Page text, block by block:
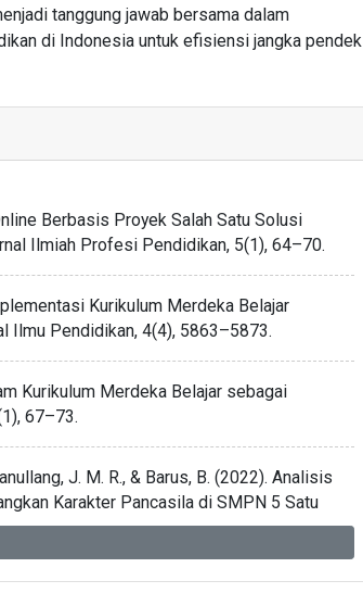
tanggung jawab bersama dalam
di Indonesia untuk efisiensi jangka pendek
Berbasis Proyek Salah Satu Solusi
Ilmiah Profesi Pendidikan, 5(1), 64–70.
Kurikulum Merdeka Belajar
Ilmu Pendidikan, 4(4), 5863–5873.
Kurikulum Merdeka Belajar sebagai
67–73.
J. M. R., & Barus, B. (2022). Analisis
Karakter Pancasila di SMPN 5 Satu
Pengajaran, 3(3), 266–276.
Manajemen Kurikulum Merdeka di